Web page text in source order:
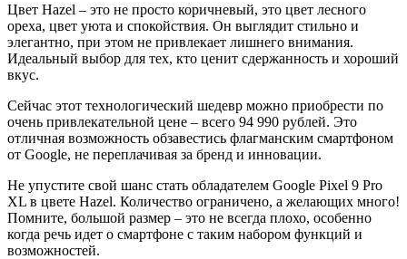
Цвет Hazel – это не просто коричневый, это цвет лесного
ореха, цвет уюта и спокойствия. Он выглядит стильно и
элегантно, при этом не привлекает лишнего внимания.
Идеальный выбор для тех, кто ценит сдержанность и хороший
вкус.
Сейчас этот технологический шедевр можно приобрести по
очень привлекательной цене – всего 94 990 рублей. Это
отличная возможность обзавестись флагманским смартфоном
от Google, не переплачивая за бренд и инновации.
Не упустите свой шанс стать обладателем Google Pixel 9 Pro
XL в цвете Hazel. Количество ограничено, а желающих много!
Помните, большой размер – это не всегда плохо, особенно
когда речь идет о смартфоне с таким набором функций и
возможностей.